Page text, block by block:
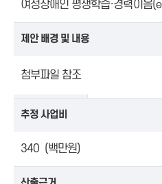
여성장애인 평생학습·경력이음
제안 배경 및 내용
첨부파일 참조
추정 사업비
340 (백만원)